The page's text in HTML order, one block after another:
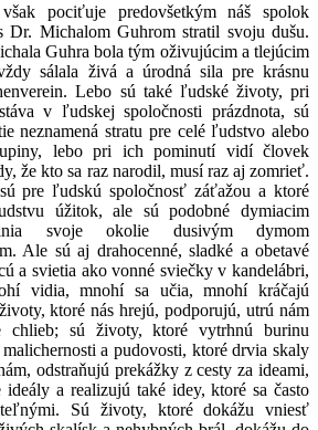
pociťuje predovšetkým náš spolok
Dr. Michalom Guhrom stratil svoju dušu.
Guhra bola tým oživujúcim a tlejúcim
sálala živá a úrodná sila pre krásnu
Lebo sú také ľudské životy, pri
v ľudskej spoločnosti prázdnota, sú
neznamená stratu pre celé ľudstvo alebo
lebo pri ich pominutí vidí človek
že kto sa raz narodil, musí raz aj zomrieť.
pre ľudskú spoločnosť záťažou a ktoré
úžitok, ale sú podobné dymiacim
svoje okolie dusivým dymom
Ale sú aj drahocenné, sladké a obetavé
a svietia ako vonné sviečky v kandelábri,
vidia, mnohí sa učia, mnohí kráčajú
ktoré nás hrejú, podporujú, utrú nám
chlieb; sú životy, ktoré vytrhnú burinu
a pudovosti, ktoré drvia skaly
odstraňujú prekážky z cesty za ideami,
a realizujú také idey, ktoré sa často
Sú životy, ktoré dokážu vniesť